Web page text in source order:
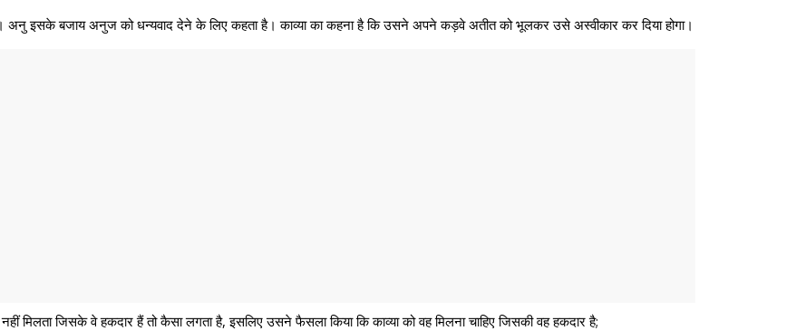
अनु इसके बजाय अनुज को धन्यवाद देने के लिए कहता है। काव्या का कहना है कि उसने अपने कड़वे अतीत को भूलकर उसे अस्वीकार कर दिया होगा।
जिसके वे हकदार हैं तो कैसा लगता है, इसलिए उसने फैसला किया कि काव्या को वह मिलना चाहिए जिसकी वह हकदार है;